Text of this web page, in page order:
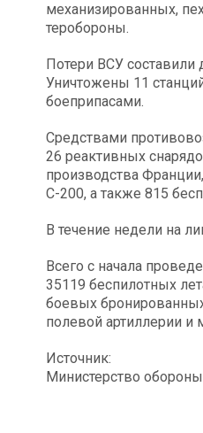
механизированных,
теробороны.
Потери ВСУ составили
Уничтожены 11
боеприпасами.
Средствами
26 реактивных
производства
С-200, а также 815
В течение недели на
Всего с начала
35119 беспилотных
боевых
полевой артиллерии и
Источник:
Министерство